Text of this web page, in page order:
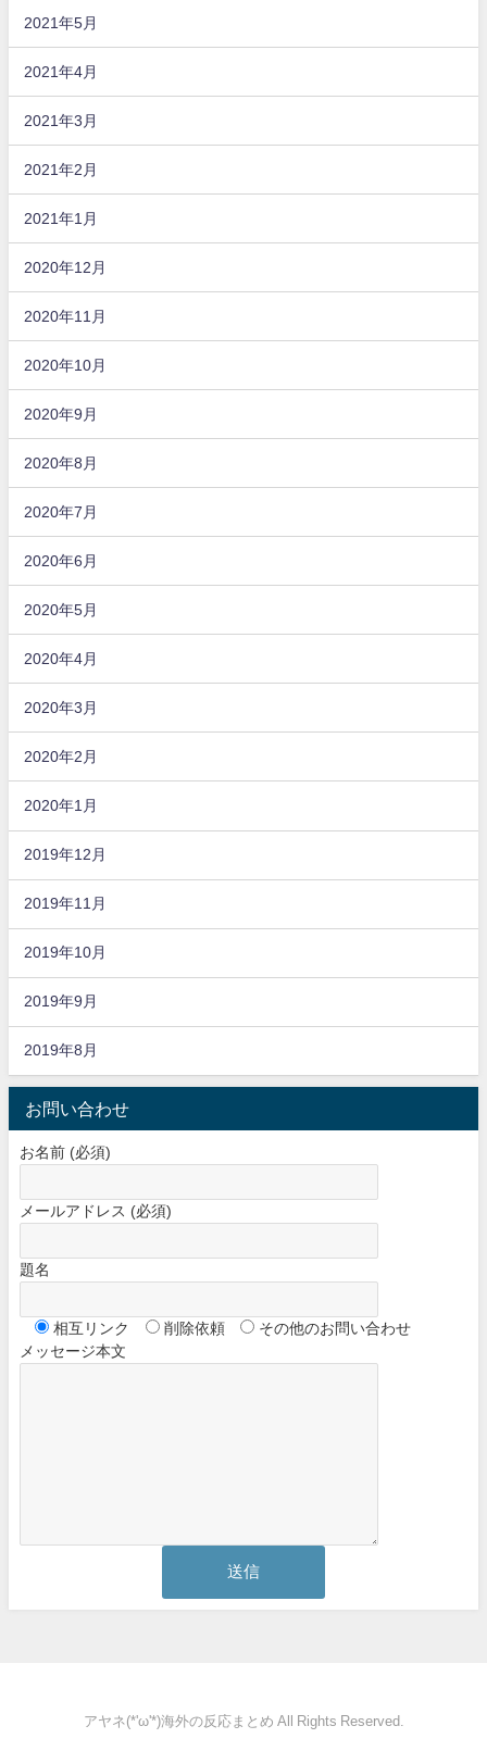
2021年5月
2021年4月
2021年3月
2021年2月
2021年1月
2020年12月
2020年11月
2020年10月
2020年9月
2020年8月
2020年7月
2020年6月
2020年5月
2020年4月
2020年3月
2020年2月
2020年1月
2019年12月
2019年11月
2019年10月
2019年9月
2019年8月
お問い合わせ
お名前 (必須)
メールアドレス (必須)
題名
相互リンク 削除依頼
その他のお問い合わせ
メッセージ本文
アヤネ(*'ω'*)海外の反応まとめ All Rights Reserved.